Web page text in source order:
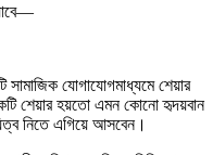
যোগাযোগমাধ্যমে শেয়ার
শেয়ার হয়তো এমন কোনো হৃদয়বান
নিতে এগিয়ে আসবেন।